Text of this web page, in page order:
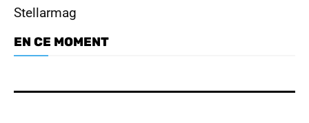
Stellarmag
EN CE MOMENT